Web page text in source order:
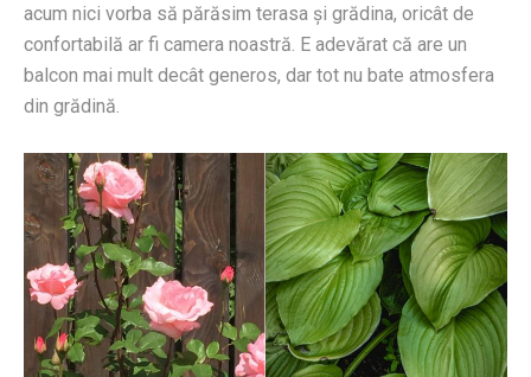
acum nici vorba să părăsim terasa și grădina, oricât de
confortabilă ar fi camera noastră. E adevărat că are un
balcon mai mult decât generos, dar tot nu bate atmosfera
din grădină.